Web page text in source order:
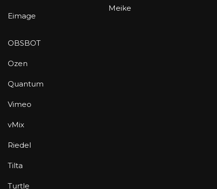
Eimage
Meike
OBSBOT
Ozen
Quantum
Vimeo
vMix
Riedel
Tilta
Turtle